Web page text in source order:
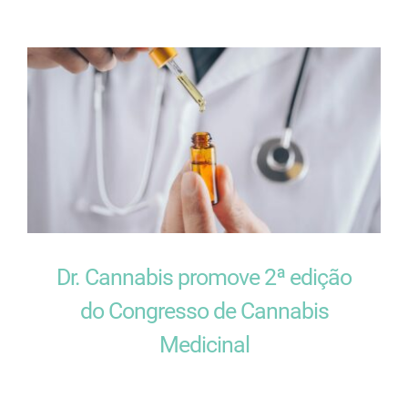
Dr. Cannabis promove 2ª edição
do Congresso de Cannabis
Medicinal